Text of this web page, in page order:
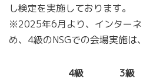
し検定を実施しております。
※2025年6月より、インター
め、4級のNSGでの会場実施は
4級 3級